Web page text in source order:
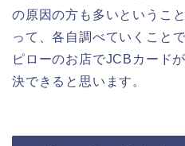
の原因の方も多いというこ
って、各自調べていくこと
ピローのお店でJCBカード
決できると思います。